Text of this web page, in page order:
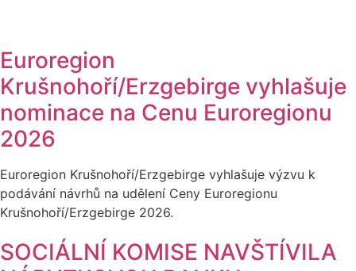
Euroregion
Krušnohoří/Erzgebirge vyhlašuje
nominace na Cenu Euroregionu
2026
Euroregion Krušnohoří/Erzgebirge vyhlašuje výzvu k
podávání návrhů na udělení Ceny Euroregionu
Krušnohoří/Erzgebirge 2026.
SOCIÁLNÍ KOMISE NAVŠTÍVILA